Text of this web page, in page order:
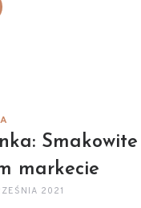
Smakowite
markecie
2021